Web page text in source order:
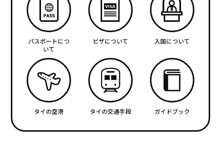
パスポートにつ
いて
ビザについて 入国について
タイの空港 タイの交通手段 ガイドブック